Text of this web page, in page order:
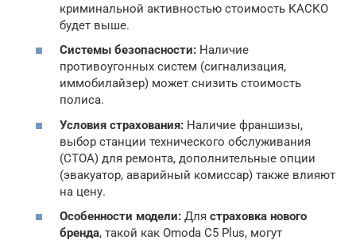
криминальной активностью стоимость КАСКО
будет выше.
Системы безопасности: Наличие
противоугонных систем (сигнализация,
иммобилайзер) может снизить стоимость
полиса.
Условия страхования: Наличие франшизы,
выбор станции технического обслуживания
(СТОА) для ремонта, дополнительные опции
(эвакуатор, аварийный комиссар) также влияют
на цену.
Особенности модели: Для страховка нового
бренда, такой как Omoda C5 Plus, могут